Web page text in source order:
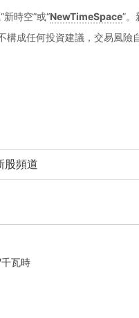
時空”或“NewTimeSpace”。
成任何投資建議，交易風險自
股頻道
瓦時